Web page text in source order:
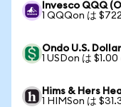
Invesco QQQ
1 QQQon は
Ondo U.S.
1 USDon は $1.00
Hims & Hers
1 HIMSon は